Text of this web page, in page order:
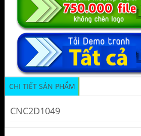
CHI TIẾT SẢN PHẨM
CNC2D1049